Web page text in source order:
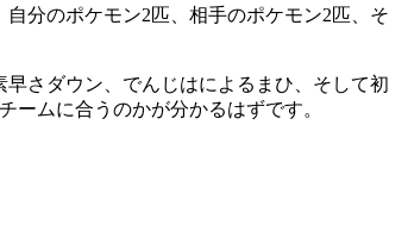
分のポケモン2匹、相手のポケモン2匹、そ
さダウン、でんじはによるまひ、そして初
ムに合うのかが分かるはずです。